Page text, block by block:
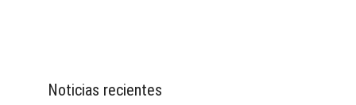
Noticias recientes